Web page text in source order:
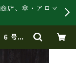
店、傘・アロマ
号帆
（rj-
オリジ